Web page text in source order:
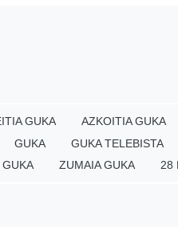
GUKA AZKOITIA GUKA
GUKA GUKA TELEBISTA
ZUMAIA GUKA 28